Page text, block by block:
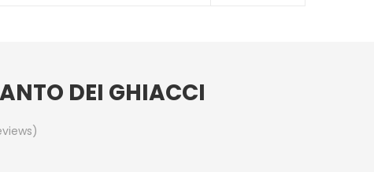
DEI GHIACCI